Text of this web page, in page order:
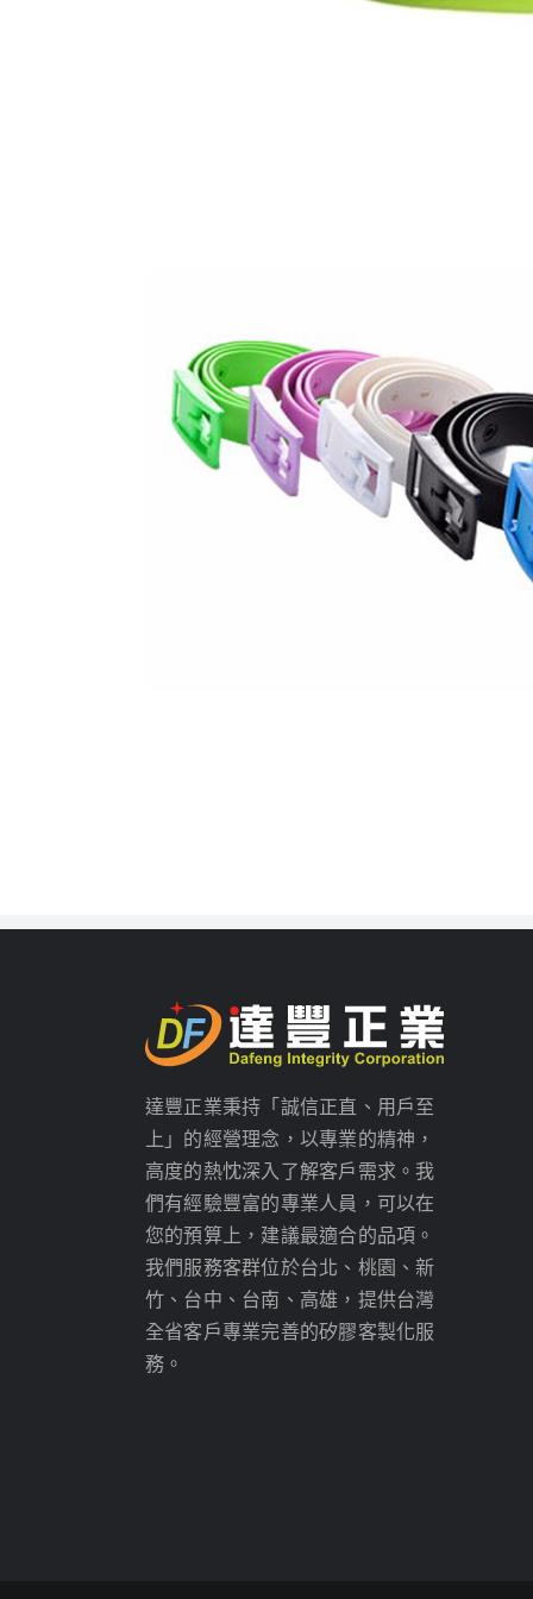
達豐正業秉持「誠信正直、用戶至
上」的經營理念，以專業的精神，
高度的熱忱深入了解客戶需求。我
們有經驗豐富的專業人員，可以在
您的預算上，建議最適合的品項。
我們服務客群位於台北、桃園、新
竹、台中、台南、高雄，提供台灣
全省客戶專業完善的矽膠客製化服
務。